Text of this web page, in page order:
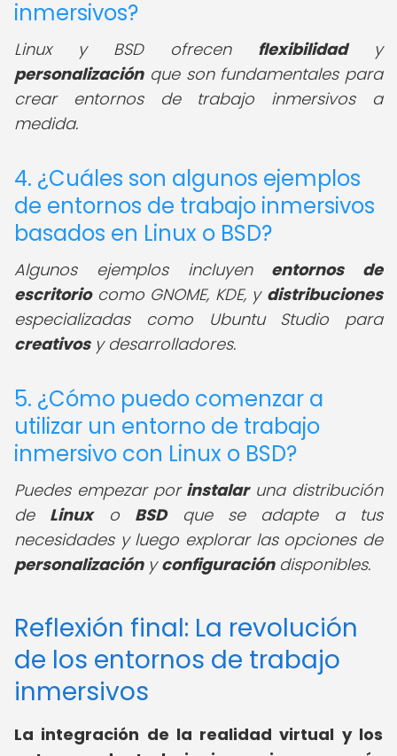
inmersivos?
Linux y BSD ofrecen flexibilidady
personalizaciónque son fundamentales para
crear entornos de trabajo inmersivos a
medida.
4. ¿Cuáles son algunos ejemplos
de entornos de trabajo inmersivos
basados en Linux o BSD?
Algunos ejemplos incluyen entornos de
escritoriocomo GNOME, KDE, y distribuciones
especializadas como Ubuntu Studio para
creativosy desarrolladores.
5. ¿Cómo puedo comenzar a
utilizar un entorno de trabajo
inmersivo con Linux o BSD?
Puedes empezar por instalaruna distribución
de Linuxo BSDque se adapte a tus
necesidades y luego explorar las opciones de
personalizaciónyconfiguracióndisponibles.
Reflexión final: La revolución
de los entornos de trabajo
inmersivos
La integración de la realidad virtual y los